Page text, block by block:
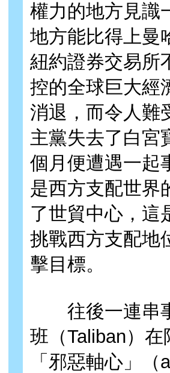
權力的地方見識
地方能比得上曼
紐約證券交易所
控的全球巨大經
消退，而令人難
主黨失去了白宮
個月便遭遇一起
是西方支配世界
了世貿中心，這
挑戰西方支配地
擊目標。
往後一連串事
班（Taliban）
「邪惡軸心」